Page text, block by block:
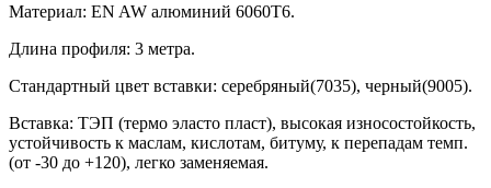
Материал: EN AW алюминий 6060T6.
Длина профиля: 3 метра.
Стандартный цвет вставки: серебряный(7035), черный(9005).
Вставка: ТЭП (термо эласто пласт), высокая износостойкость,
устойчивость к маслам, кислотам, битуму, к перепадам темп.
(от -30 до +120), легко заменяемая.